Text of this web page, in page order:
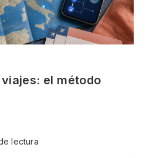
el método
lectura